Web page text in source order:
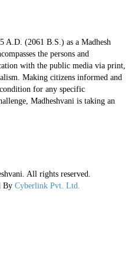
A.D. (2061 B.S.) as a Madhesh
the persons and
with the public media via print,
Making citizens informed and
for any specific
Madheshvani is taking an
All rights reserved.
By Cyberlink Pvt. Ltd.